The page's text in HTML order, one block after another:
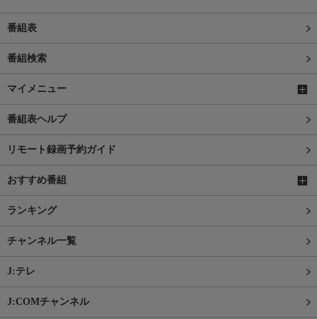
番組表
番組検索
マイメニュー
番組表ヘルプ
リモート録画予約ガイド
おすすめ番組
ランキング
チャンネル一覧
J:テレ
J:COMチャンネル